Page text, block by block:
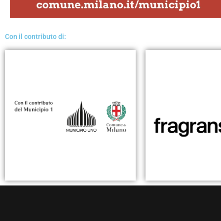
Con il contributo di: